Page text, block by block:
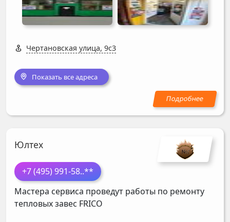
Чертановская улица, 9с3
Показать все адреса
Юлтех
+7 (495) 991-58..**
Мастера сервиса проведут работы по ремонту
тепловых завес FRICO